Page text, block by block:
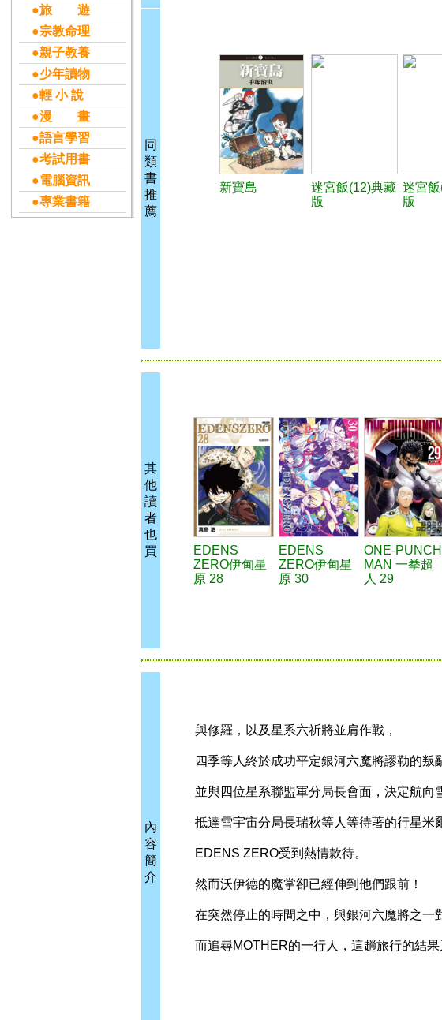
●旅 遊
●宗教命理
●親子教養
●少年讀物
●輕 小 說
●漫 畫
●語言學習
●考試用書
●電腦資訊
●專業書籍
同
類
書
推
薦
新寶島
迷宮飯(12)典藏
版
迷宮
版
其
他
讀
者
也
買
EDENS
ZERO伊甸星
原 28
EDENS
ZERO伊甸星
原 30
ONE-PUNCH
MAN 一拳超
人 29
內
容
簡
介
與修羅，以及星系六祈將並肩作戰，
四季等人終於成功平定銀河六魔將謬勒的叛
並與四位星系聯盟軍分局長會面，決定航向
抵達雪宇宙分局長瑞秋等人等待著的行星米
EDENS ZERO受到熱情款待。
然而沃伊德的魔掌卻已經伸到他們跟前！
在突然停止的時間之中，與銀河六魔將之一
而追尋MOTHER的一行人，這趟旅行的結果